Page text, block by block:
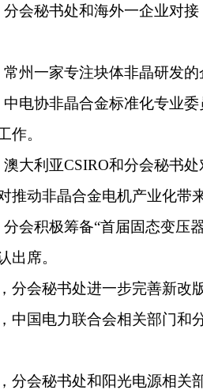
分会秘书处和海外一企业对
常州一家专注块体非晶研发
中电协非晶合金标准化专业
作。
澳大利亚CSIRO和分会秘书
推动非晶合金电机产业化带
会积极筹备“首届固态变压
出席。
分会秘书处进一步完善新改
中国电力联合会相关部门和
分会秘书处和阳光电源相关